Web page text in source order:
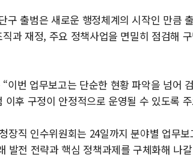
구 출범은 새로운 행정체계의 시작인 만큼
과 재정, 주요 정책사업을 면밀히 점검해
이번 업무보고는 단순한 현황 파악을 넘어
이후 구정이 안정적으로 운영될 수 있도록
장직 인수위원회는 24일까지 분야별 업무
발전 전략과 핵심 정책과제를 구체화해 나